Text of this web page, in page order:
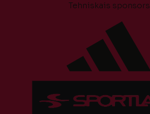
Tehniskais sponsors